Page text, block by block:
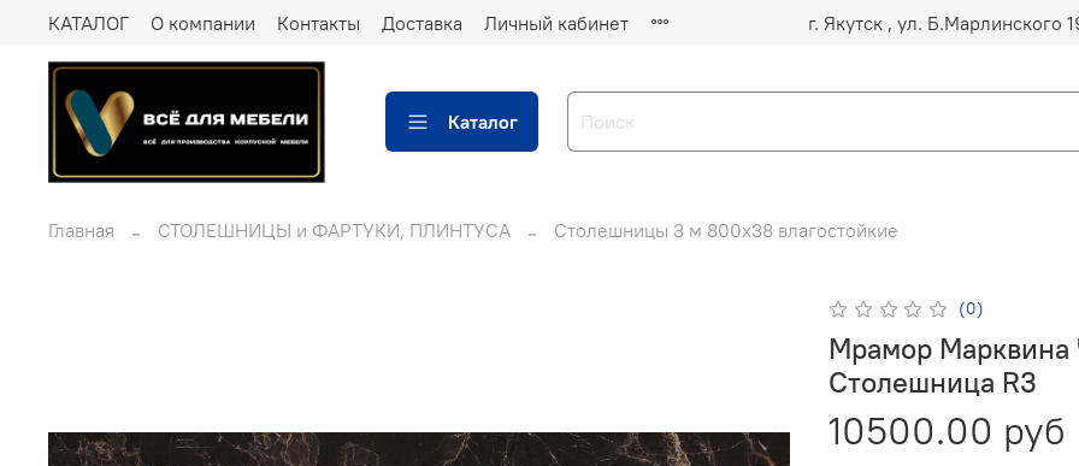
КАТАЛОГ О компании Контакты Доставка Личный кабинет
Каталог
Главная СТОЛЕШНИЦЫ и ФАРТУКИ, ПЛИНТУСА Столешницы 3 м 800х38 влагостойкие
(0)
Мрамор
Столешница R3
10500.00 руб